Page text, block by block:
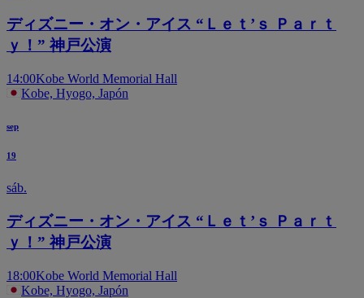
ディズニー・オン・アイス “Ｌｅｔ’ｓ Ｐａｒｔ
ｙ！” 神戸公演
14:00Kobe World Memorial Hall
Kobe, Hyogo, Japón
sep
19
sáb.
ディズニー・オン・アイス “Ｌｅｔ’ｓ Ｐａｒｔ
ｙ！” 神戸公演
18:00Kobe World Memorial Hall
Kobe, Hyogo, Japón